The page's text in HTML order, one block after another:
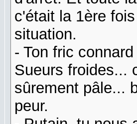
c'était la 1ère
situation.
- Ton fric
Sueurs froides...
sûrement pâle...
peur.